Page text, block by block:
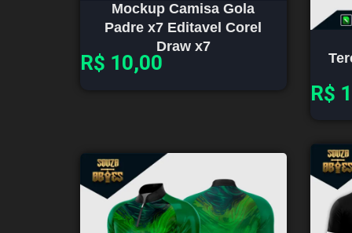
Mockup Camisa Gola
Padre x7 Editavel Corel
Draw x7
R$ 10,00
R$